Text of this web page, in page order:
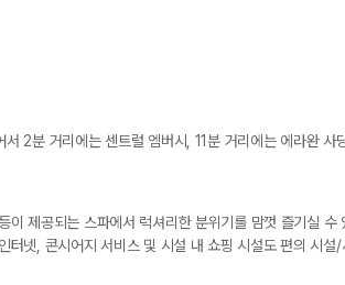
2분 거리에는 센트럴 엠버시, 11분 거리에는 에라완
제공되는 스파에서 럭셔리한 분위기를 맘껏 즐기실
터넷, 콘시어지 서비스 및 시설 내 쇼핑 시설도 편의 시설